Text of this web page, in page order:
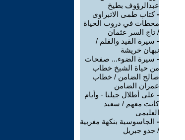
عبدالرؤوف بطيخ
-كتاب طمى الاتبراوى
محطات في دروب الحياة
/ تاج السر عثمان
- سيرة القيد والقلم /
نبهان خريشة
- سيرة الضوء... صفحات
من حياة الشيخ خطاب
صالح الضامن / خطاب
عمران الضامن
- على أطلال جيلنا - وأيام
كانت معهم / سعيد
العليمى
- الجاسوسية بنكهة مغربية
/ جدو جبريل